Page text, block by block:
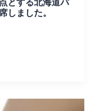
とする北海道バ
しました。